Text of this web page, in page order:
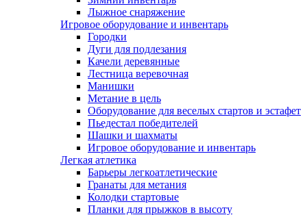
Лыжное снаряжение
Игровое оборудование и инвентарь
Городки
Дуги для подлезания
Качели деревянные
Лестница веревочная
Манишки
Метание в цель
Оборудование для веселых стартов и эстафет
Пьедестал победителей
Шашки и шахматы
Игровое оборудование и инвентарь
Легкая атлетика
Барьеры легкоатлетические
Гранаты для метания
Колодки стартовые
Планки для прыжков в высоту